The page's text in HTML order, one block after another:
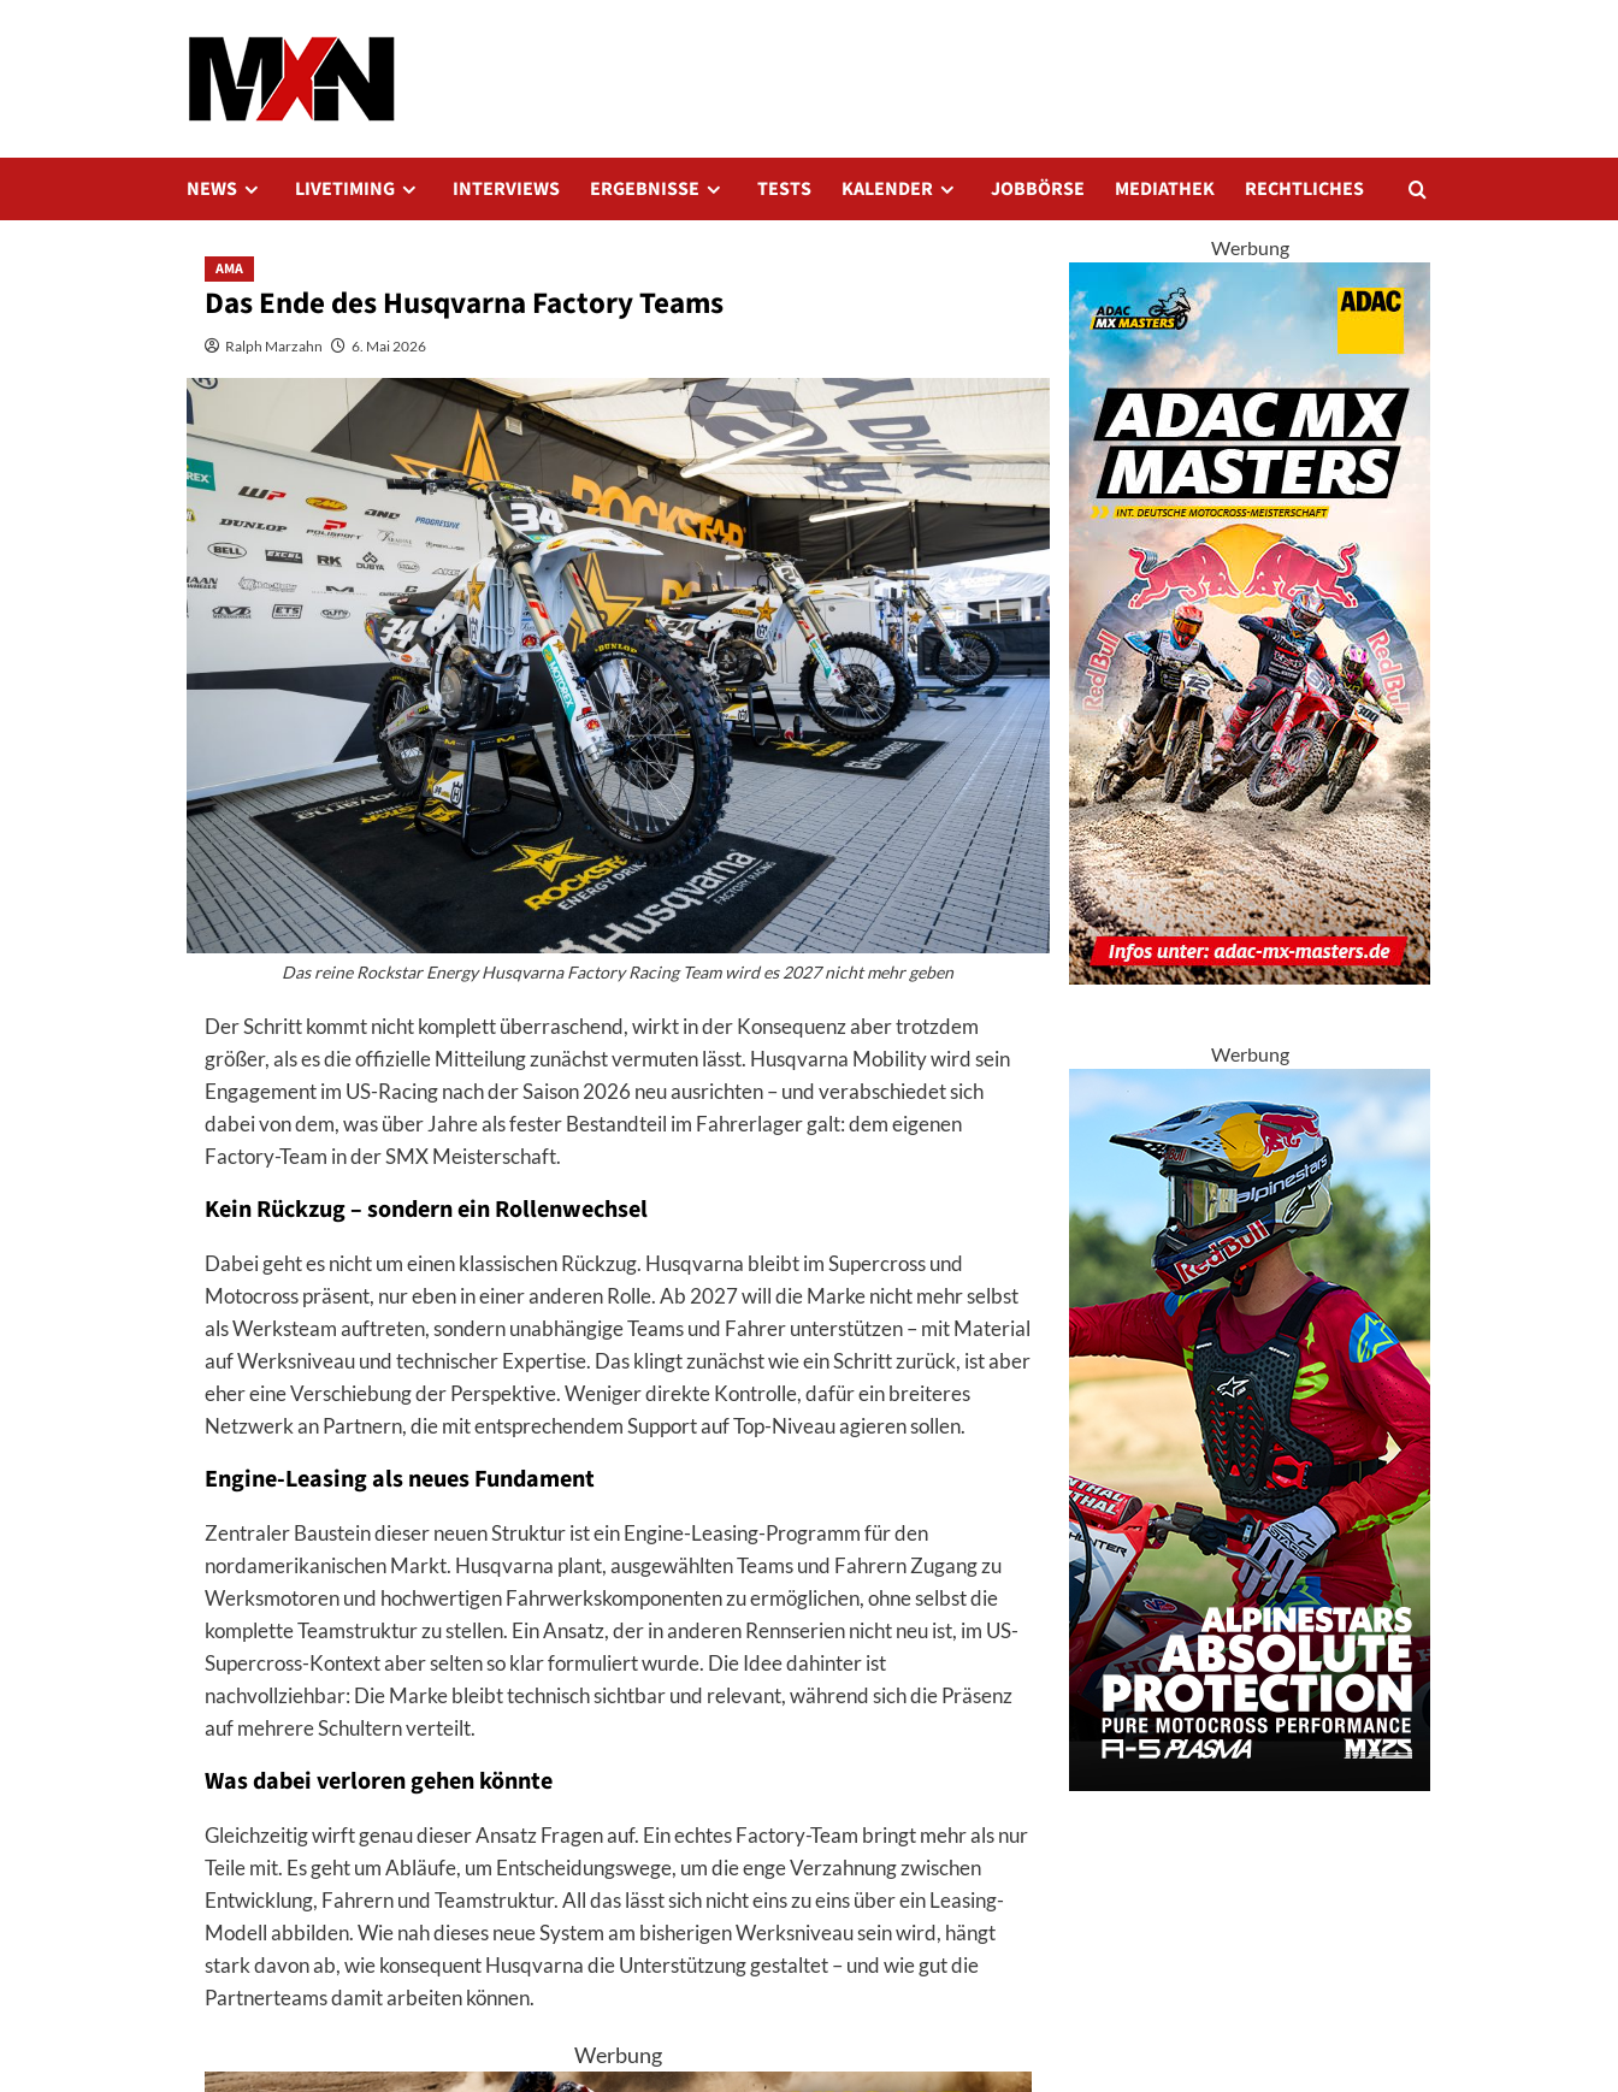
NEWS LIVETIMING INTERVIEWS ERGEBNISSE TESTS KALENDER JOBBÖRSE MEDIATHEK RECHTLICHES
AMA
Das Ende des Husqvarna Factory Teams
Ralph Marzahn 6. Mai 2026
Das reine Rockstar Energy Husqvarna Factory Racing Team wird es 2027 nicht mehr geben
Der Schritt kommt nicht komplett überraschend, wirkt in der Konsequenz aber trotzdem
größer, als es die offizielle Mitteilung zunächst vermuten lässt. Husqvarna Mobility wird sein
Engagement im US-Racing nach der Saison 2026 neu ausrichten – und verabschiedet sich
dabei von dem, was über Jahre als fester Bestandteil im Fahrerlager galt: dem eigenen
Factory-Team in der SMX Meisterschaft.
Kein Rückzug – sondern ein Rollenwechsel
Dabei geht es nicht um einen klassischen Rückzug. Husqvarna bleibt im Supercross und
Motocross präsent, nur eben in einer anderen Rolle. Ab 2027 will die Marke nicht mehr selbst
als Werksteam auftreten, sondern unabhängige Teams und Fahrer unterstützen – mit Material
auf Werksniveau und technischer Expertise. Das klingt zunächst wie ein Schritt zurück, ist aber
eher eine Verschiebung der Perspektive. Weniger direkte Kontrolle, dafür ein breiteres
Netzwerk an Partnern, die mit entsprechendem Support auf Top-Niveau agieren sollen.
Engine-Leasing als neues Fundament
Zentraler Baustein dieser neuen Struktur ist ein Engine-Leasing-Programm für den
nordamerikanischen Markt. Husqvarna plant, ausgewählten Teams und Fahrern Zugang zu
Werksmotoren und hochwertigen Fahrwerkskomponenten zu ermöglichen, ohne selbst die
komplette Teamstruktur zu stellen. Ein Ansatz, der in anderen Rennserien nicht neu ist, im US-
Supercross-Kontext aber selten so klar formuliert wurde. Die Idee dahinter ist
nachvollziehbar: Die Marke bleibt technisch sichtbar und relevant, während sich die Präsenz
auf mehrere Schultern verteilt.
Was dabei verloren gehen könnte
Gleichzeitig wirft genau dieser Ansatz Fragen auf. Ein echtes Factory-Team bringt mehr als nur
Teile mit. Es geht um Abläufe, um Entscheidungswege, um die enge Verzahnung zwischen
Entwicklung, Fahrern und Teamstruktur. All das lässt sich nicht eins zu eins über ein Leasing-
Modell abbilden. Wie nah dieses neue System am bisherigen Werksniveau sein wird, hängt
stark davon ab, wie konsequent Husqvarna die Unterstützung gestaltet – und wie gut die
Partnerteams damit arbeiten können.
Werbung
Werbung
Werbung